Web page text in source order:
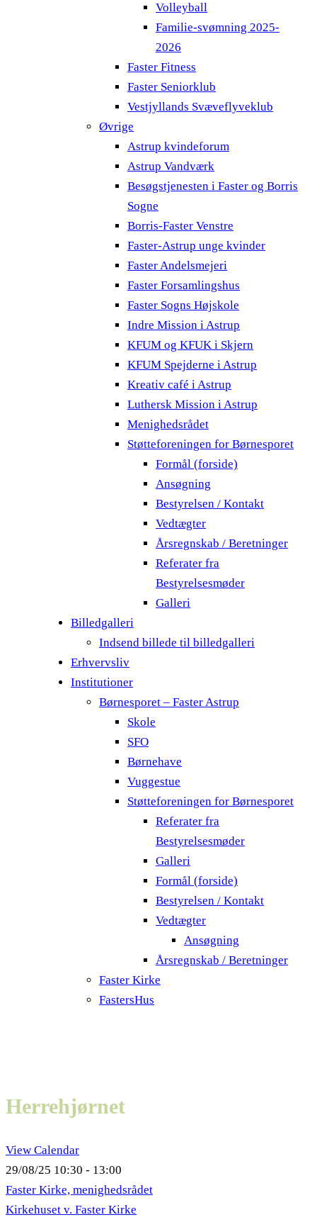
Volleyball
Familie-svømning 2025-
2026
Faster Fitness
Faster Seniorklub
Vestjyllands Svæveflyveklub
Øvrige
Astrup kvindeforum
Astrup Vandværk
Besøgstjenesten i Faster og Borris
Sogne
Borris-Faster Venstre
Faster-Astrup unge kvinder
Faster Andelsmejeri
Faster Forsamlingshus
Faster Sogns Højskole
Indre Mission i Astrup
KFUM og KFUK i Skjern
KFUM Spejderne i Astrup
Kreativ café i Astrup
Luthersk Mission i Astrup
Menighedsrådet
Støtteforeningen for Børnesporet
Formål (forside)
Ansøgning
Bestyrelsen / Kontakt
Vedtægter
Årsregnskab / Beretninger
Referater fra
Bestyrelsesmøder
Galleri
Billedgalleri
Indsend billede til billedgalleri
Erhvervsliv
Institutioner
Børnesporet – Faster Astrup
Skole
SFO
Børnehave
Vuggestue
Støtteforeningen for Børnesporet
Referater fra
Bestyrelsesmøder
Galleri
Formål (forside)
Bestyrelsen / Kontakt
Vedtægter
Ansøgning
Årsregnskab / Beretninger
Faster Kirke
FastersHus
Herrehjørnet
View Calendar
29/08/25 10:30 - 13:00
Faster Kirke, menighedsrådet
Kirkehuset v. Faster Kirke